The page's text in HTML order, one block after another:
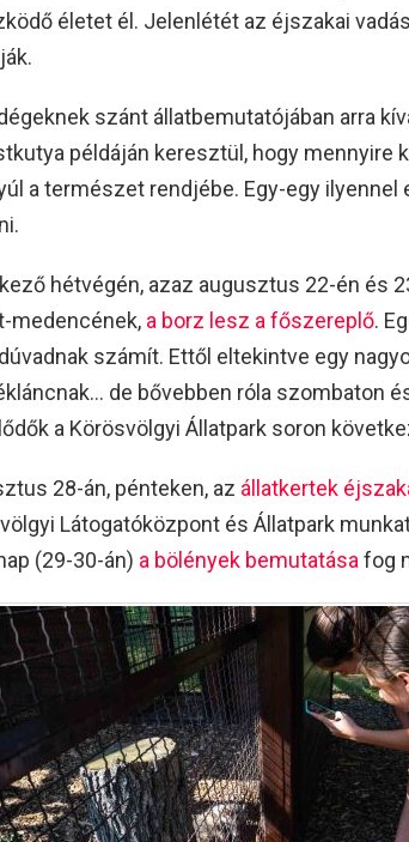
életet él. Jelenlétét az éjszakai
szánt állatbemutatójában arra
példáján keresztül, hogy mennyire
a természet rendjébe. Egy-egy
hétvégén, azaz augusztus 22-én és
medencének, a borz lesz a főszereplő.
számít. Ettől eltekintve egy
de bővebben róla szombaton
a Körösvölgyi Állatpark soron
28-án, pénteken, az állatkertek
Látogatóközpont és Állatpark
(29-30-án) a bölények bemutatása fog